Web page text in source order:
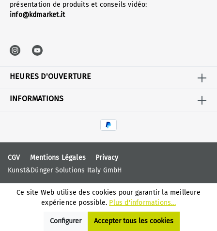
présentation de produits et conseils vidéo:
info@kdmarket.it
HEURES D'OUVERTURE
INFORMATIONS
CGV Mentions Légales
Privacy
Kunst&Dünger Solutions Italy GmbH
Ce site Web utilise des cookies pour garantir la meilleure
expérience possible. Plus d'informations...
Configurer Accepter tous les cookies